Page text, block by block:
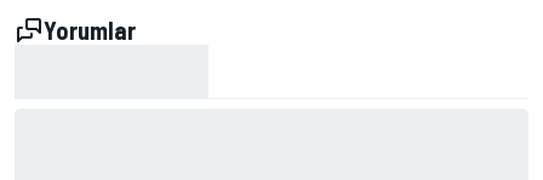
Yorumlar